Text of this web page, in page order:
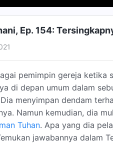
Ep. 154:
pemimpin gereja ketika
di depan umum dalam
menyimpan dendam
Namun kemudian, dia
Tuhan. Apa yang dia
jawabannya dalam